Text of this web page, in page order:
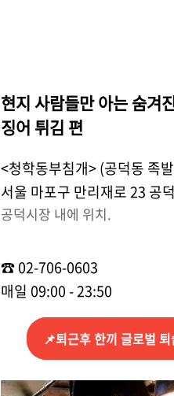
현지 사람들만 아는 숨겨
징어 튀김 편
<청학동부침개> (공덕동 족
서울 마포구 만리재로 23 공
공덕시장 내에 위치.
☎ 02-706-0603
매일 09:00 - 23:50
📌퇴근후 한끼 글로벌